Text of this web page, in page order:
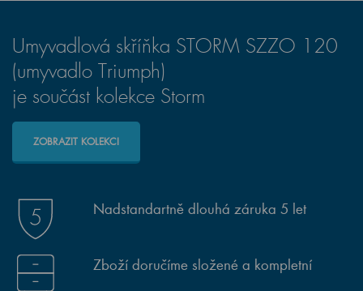
Umyvadlová skříňka STORM SZZO 120
(umyvadlo Triumph)
je součást kolekce Storm
ZOBRAZIT KOLEKCI
Nadstandartně dlouhá záruka 5 let
Zboží doručíme složené a kompletní